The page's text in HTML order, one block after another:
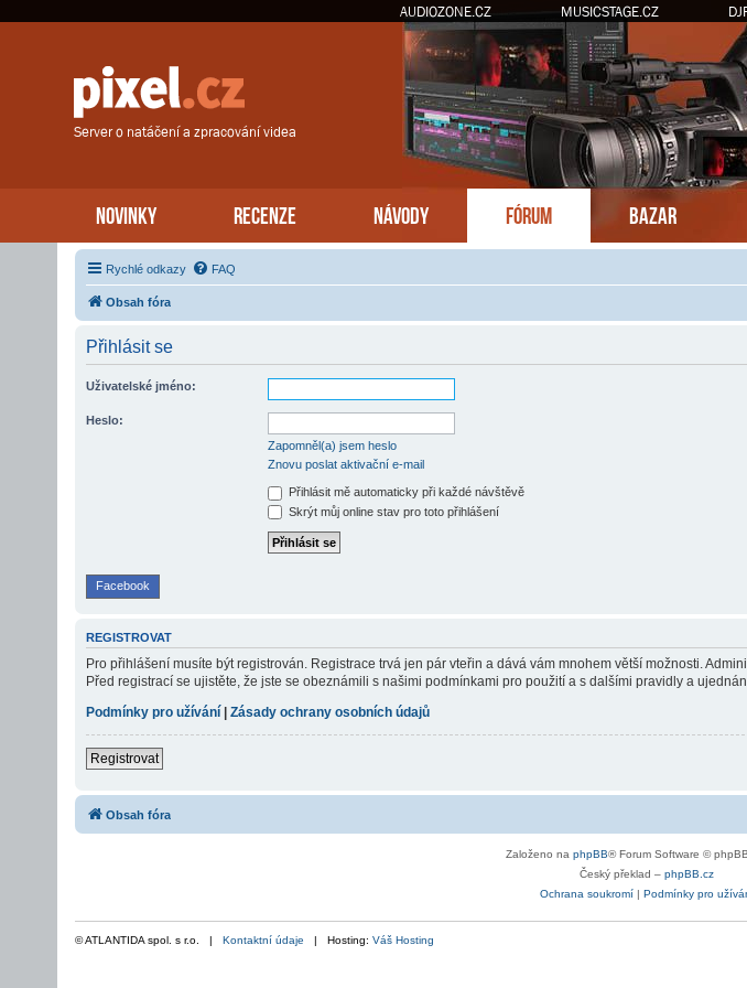
AUDIOZONE.CZ MUSICSTAGE.CZ
Server o natáčení a zpracování videa
NOVINKY RECENZE NÁVODY FÓRUM BAZAR
Rychlé odkazy FAQ
Obsah fóra
Přihlásit se
Uživatelské jméno:
Heslo:
Zapomněl(a) jsem heslo
Znovu poslat aktivační e-mail
Přihlásit mě automaticky při každé návštěvě
Skrýt můj online stav pro toto přihlášení
Facebook
REGISTROVAT
Pro přihlášení musíte být registrován. Registrace trvá jen pár vteřin a dává vám mnohem větší možnosti.
Před registrací se ujistěte, že jste se obeznámili s našimi podmínkami pro použití a s dalšími pravidly a
Podmínky pro užívání | Zásady ochrany osobních údajů
Registrovat
Obsah fóra
Založeno na phpBB® Forum Software ©
Český překlad – phpBB.cz
Ochrana soukromí| Podmínky pro
© ATLANTIDA spol. s r.o. | Kontaktní údaje | Hosting: Váš Hosting